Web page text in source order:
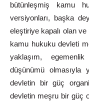
bütünleşmiş kamu
versiyonları, başka
eleştiriye kapalı olan ve
kamu hukuku devleti
yaklaşım,
düşünümü olmasıyla
devletin bir güç
devletin meşru bir güç